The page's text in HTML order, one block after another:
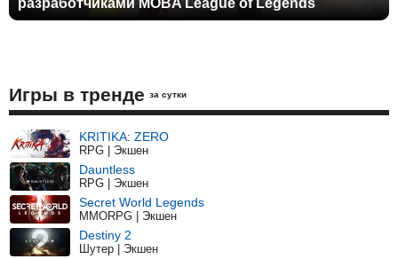
разработчиками MOBA League of Legends
Игры в тренде за сутки
KRITIKA: ZERO
RPG | Экшен
Dauntless
RPG | Экшен
Secret World Legends
MMORPG | Экшен
Destiny 2
Шутер | Экшен